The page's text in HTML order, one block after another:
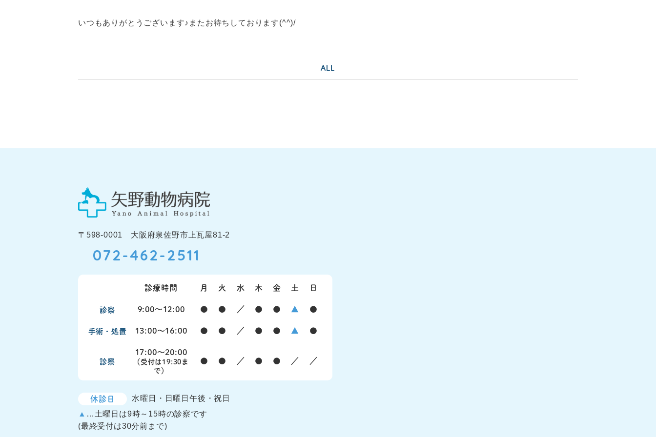
いつもありがとうございます♪またお待ちしております(^^)/
ALL
〒598-0001 大阪府泉佐野市上瓦屋81-2
072-462-2511
診療時間 月 火 水 木 金 土 日
診察 9:00〜12:00 ● ● ／ ● ● ▲ ●
手術・処置 13:00〜16:00 ● ● ／ ● ● ▲ ●
診察
17:00〜20:00
（受付は19:30ま
で）
● ● ／ ● ● ／ ／
休診日
水曜日・日曜日午後・祝日
▲ …土曜日は9時～15時の診察です
(最終受付は30分前まで)